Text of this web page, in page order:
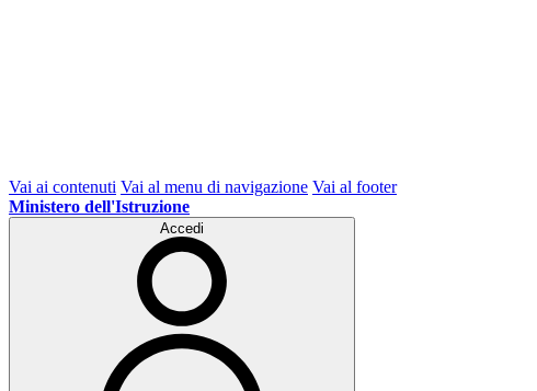
Vai ai contenuti Vai al menu di navigazione Vai al footer
Ministero dell'Istruzione
Accedi